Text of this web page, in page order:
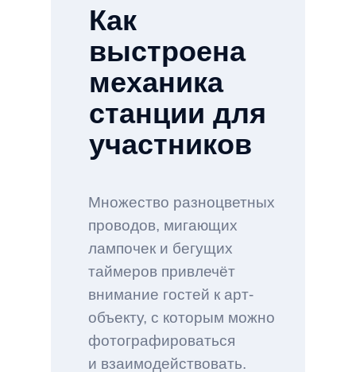
Как
выстроена
механика
станции для
участников
Множество разноцветных
проводов, мигающих
лампочек и бегущих
таймеров привлечёт
внимание гостей к арт-
объекту, с которым можно
фотографироваться
и взаимодействовать.